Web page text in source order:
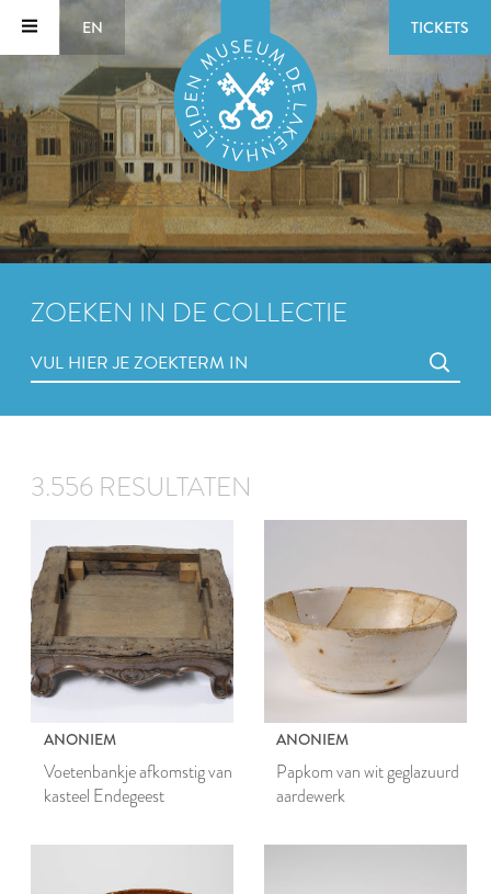
EN TICKETS
ZOEKEN IN DE COLLECTIE
3.556 RESULTATEN
ANONIEM
Voetenbankje afkomstig van
kasteel Endegeest
ANONIEM
Papkom van wit geglazuurd
aardewerk